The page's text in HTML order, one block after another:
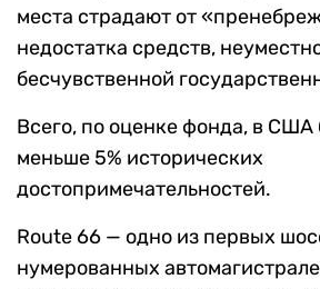
места страдают от
недостатка средств,
бесчувственной
Всего, по оценке фонда, в США
меньше 5% исторических
достопримечательностей.
Route 66 — одно из первых
нумерованных